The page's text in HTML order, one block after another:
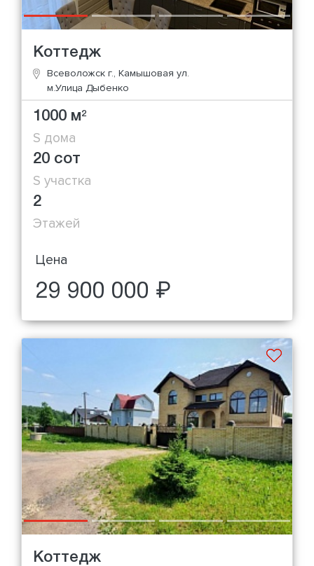
Коттедж
Всеволожск г., Камышовая ул.
м.Улица Дыбенко
1000 м2
S дома
20 сот
S участка
2
Этажей
Цена
29 900 000 ₽
Коттедж